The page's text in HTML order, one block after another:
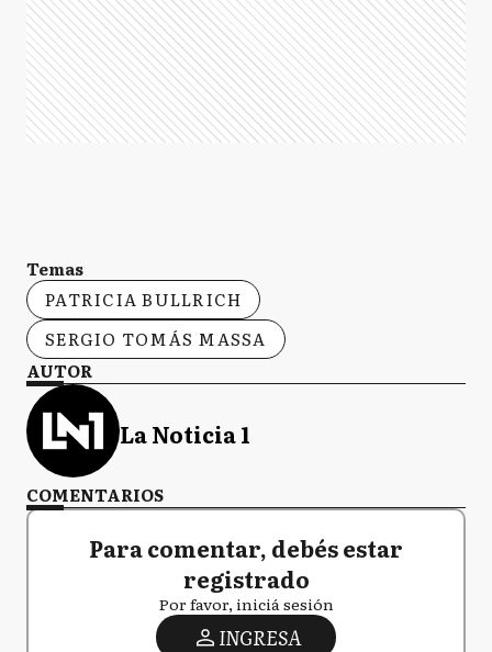
Temas
PATRICIA BULLRICH
SERGIO TOMÁS MASSA
AUTOR
La Noticia 1
COMENTARIOS
Para comentar, debés estar
registrado
Por favor, iniciá sesión
INGRESA